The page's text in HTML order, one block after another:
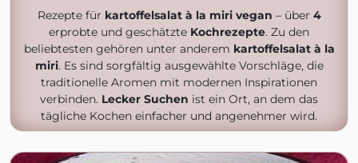
Rezepte für kartoffelsalat à la miri vegan – über 4
erprobte und geschätzte Kochrezepte. Zu den
beliebtesten gehören unter anderem kartoffelsalat à la
miri. Es sind sorgfältig ausgewählte Vorschläge, die
traditionelle Aromen mit modernen Inspirationen
verbinden. Lecker Suchen ist ein Ort, an dem das
tägliche Kochen einfacher und angenehmer wird.